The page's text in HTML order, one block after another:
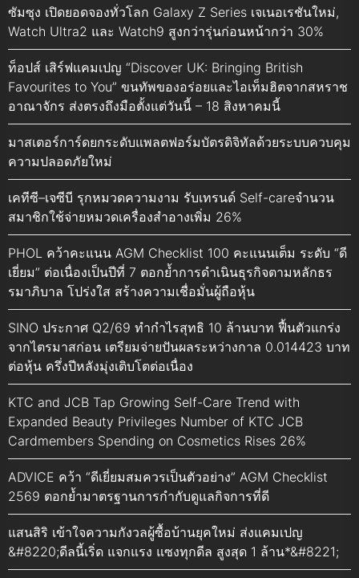
ซัมซุง เปิดยอดจองทั่วโลก Galaxy Z Series เจเนอเรชันใหม่,
Watch Ultra2 และ Watch9 สูงกว่ารุ่นก่อนหน้ากว่า 30%
ท็อปส์ เสิร์ฟแคมเปญ “Discover UK: Bringing British
Favourites to You” ขนทัพของอร่อยและไอเท็มฮิตจากสหราช
อาณาจักร ส่งตรงถึงมือตั้งแต่วันนี้ – 18 สิงหาคมนี้
มาสเตอร์การ์ดยกระดับแพลตฟอร์มบัตรดิจิทัลด้วยระบบควบคุม
ความปลอดภัยใหม่
เคทีซี–เจซีบี รุกหมวดความงาม รับเทรนด์ Self-careจำนวน
สมาชิกใช้จ่ายหมวดเครื่องสำอางเพิ่ม 26%
PHOL คว้าคะแนน AGM Checklist 100 คะแนนเต็ม ระดับ “ดี
เยี่ยม” ต่อเนื่องเป็นปีที่ 7 ตอกย้ำการดำเนินธุรกิจตามหลักธร
รมาภิบาล โปร่งใส สร้างความเชื่อมั่นผู้ถือหุ้น
SINO ประกาศ Q2/69 ทำกำไรสุทธิ 10 ล้านบาท ฟื้นตัวแกร่ง
จากไตรมาสก่อน เตรียมจ่ายปันผลระหว่างกาล 0.014423 บาท
ต่อหุ้น ครึ่งปีหลังมุ่งเติบโตต่อเนื่อง
KTC and JCB Tap Growing Self-Care Trend with
Expanded Beauty Privileges Number of KTC JCB
Cardmembers Spending on Cosmetics Rises 26%
ADVICE คว้า “ดีเยี่ยมสมควรเป็นตัวอย่าง” AGM Checklist
2569 ตอกย้ำมาตรฐานการกำกับดูแลกิจการที่ดี
แสนสิริ เข้าใจความกังวลผู้ซื้อบ้านยุคใหม่ ส่งแคมเปญ
&#8220;ดีลนี้เริ่ด แจกแรง แซงทุกดีล สูงสุด 1 ล้าน*&#8221;